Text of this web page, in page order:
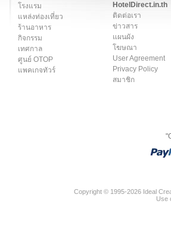
โรงแรม
แหล่งท่องเที่ยว
ร้านอาหาร
กิจกรรม
เทศกาล
ศูนย์ OTOP
แพคเกจทัวร์
HotelDirect.in.th
ติดต่อเรา
ข่าวสาร
แผนผัง
โฆษณา
User Agreement
Privacy Policy
สมาชิก
Copyright © 1995-2026 Ideal
Use